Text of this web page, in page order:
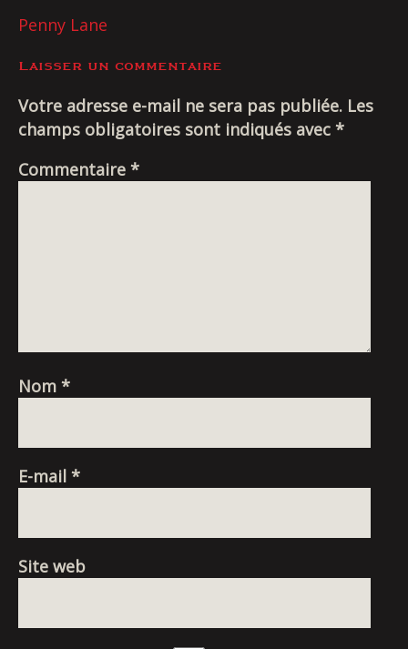
NAVIGATION
DE
L’ARTICLE
Penny Lane
Laisser un commentaire
Votre adresse e-mail ne sera pas publiée. Les
champs obligatoires sont indiqués avec *
Commentaire *
Nom *
E-mail *
Site web